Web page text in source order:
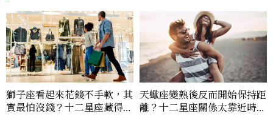
獅子座看起來花錢不手軟，其
實最怕沒錢？十二星座藏得最
天蠍座變熟後反而開始保持距
離？十二星座關係太靠近時最